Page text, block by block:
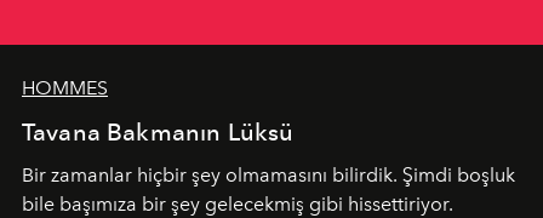
HOMMES
Tavana Bakmanın Lüksü
Bir zamanlar hiçbir şey olmamasını bilirdik. Şimdi boşluk
bile başımıza bir şey gelecekmiş gibi hissettiriyor.